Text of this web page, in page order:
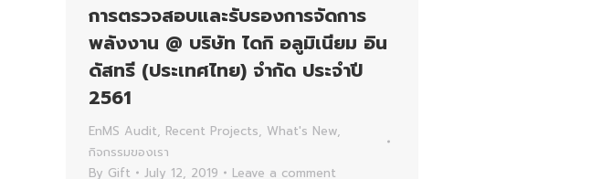
การตรวจสอบและรับรองการจัดการ
พลังงาน @ บริษัท ไดกิ อลูมิเนียม อิน
ดัสทรี (ประเทศไทย) จำกัด ประจำปี
2561
EnMS Audit, Recent Projects, What's New,
กิจกรรมของเรา
By Gift July 12, 2019 Leave a comment